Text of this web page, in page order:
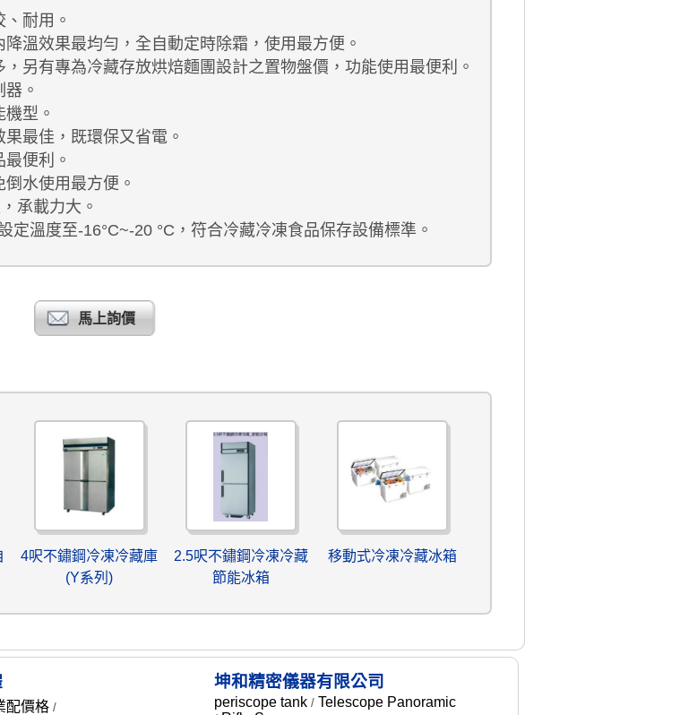
耐用。
溫效果最均勻，全自動定時除霜，使用最方便。
另有專為冷藏存放烘焙麵團設計之置物盤價，功能使用最便利。
。
型。
最佳，既環保又省電。
便利。
水使用最方便。
承載力大。
定溫度至-16°C~-20 °C，符合冷藏冷凍食品保存設備標準。
馬上詢價
4呎不鏽鋼冷凍冷藏庫
(Y系列)
2.5呎不鏽鋼冷凍冷藏
節能冰箱
移動式冷凍冷藏冰箱
配價格 /
坤和精密儀器有限公司
periscope tank / Telescope Panoramic